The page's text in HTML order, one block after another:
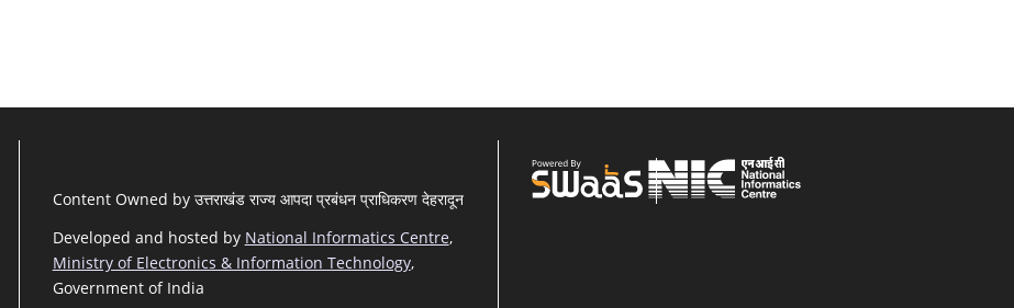
Content Owned by उत्तराखंड राज्य आपदा प्रबंधन प्राधिकरण देहरादून
Developed and hosted by National Informatics Centre,
Ministry of Electronics & Information Technology,
Government of India